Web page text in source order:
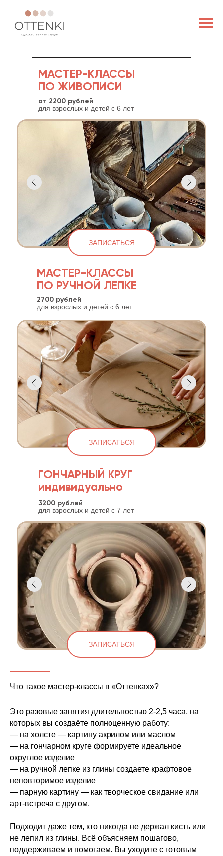
МАСТЕР-КЛАССЫ
ПО ЖИВОПИСИ
ЗАПИСАТЬСЯ
ЗАПИСАТЬСЯ
ЗАПИСАТЬСЯ
от 2200 рублей
для взрослых и детей c 6 лет
3200 рублей
для взрослых и детей c 7 лет
2700 рублей
для взрослых и детей c 6 лет
МАСТЕР-КЛАССЫ
ПО РУЧНОЙ ЛЕПКЕ
ГОНЧАРНЫЙ КРУГ
индивидуально
Что такое мастер-классы в «Оттенках»?
Это разовые занятия длительностью 2-2,5 часа, на
которых вы создаёте полноценную работу:
— на холсте — картину акрилом или маслом
— на гончарном круге формируете идеальное
округлое изделие
— на ручной лепке из глины создаете крафтовое
неповторимое изделие
— парную картину — как творческое свидание или
арт-встреча с другом.
Подходит даже тем, кто никогда не держал кисть или
не лепил из глины. Всё объясняем пошагово,
поддерживаем и помогаем. Вы уходите с готовым